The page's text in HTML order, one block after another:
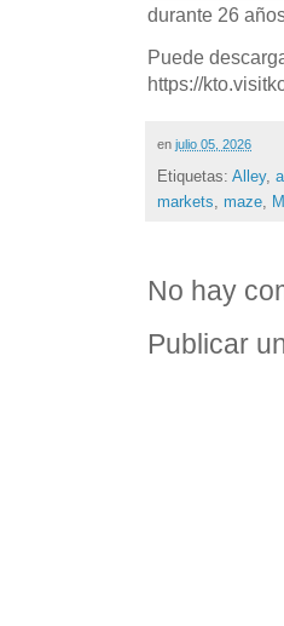
durante 26
Puede
https://
en julio 05, 2026
Etiquetas: Alley,
markets, maze,
No hay
Publicar